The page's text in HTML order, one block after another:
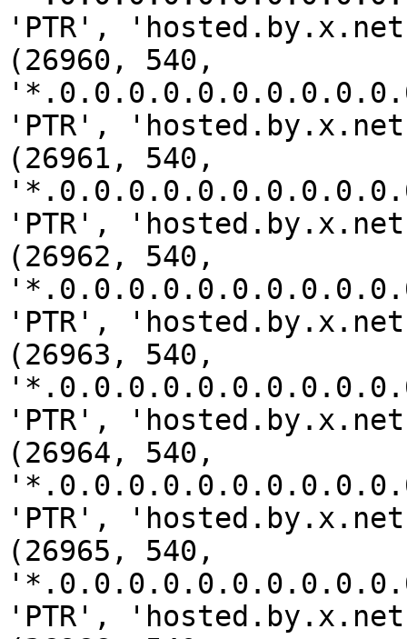
'PTR',
(26960, 540,
'PTR',
(26961, 540,
'PTR',
(26962, 540,
'PTR',
(26963, 540,
'PTR',
(26964, 540,
'PTR',
(26965, 540,
'PTR',